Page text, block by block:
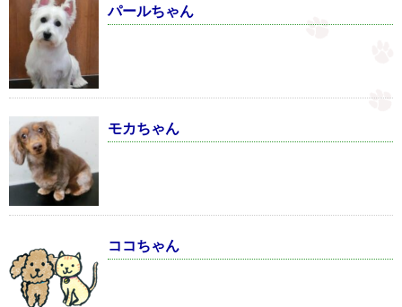
パールちゃん
モカちゃん
ココちゃん